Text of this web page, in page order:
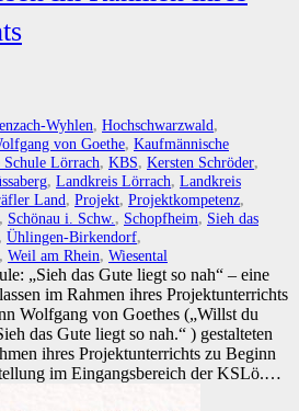
Wyhlen, Hochschwarzwald,
von Goethe, Kaufmännische
Lörrach, KBS, Kersten Schröder,
, Landkreis Lörrach, Landkreis
Land, Projekt, Projektkompetenz,
, Schönau i. Schw., Schopfheim, Sieh das
Ühlingen-Birkendorf,
, Weil am Rhein, Wiesental
„Sieh das Gute liegt so nah“ – eine
im Rahmen ihres Projektunterrichts
Wolfgang von Goethes („Willst du
das Gute liegt so nah.“ ) gestalteten
ihres Projektunterrichts zu Beginn
im Eingangsbereich der KSLö.…